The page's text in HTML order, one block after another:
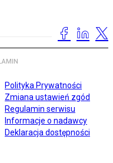
Polityka Prywatności
Zmiana ustawień zgód
Regulamin serwisu
Informacje o nadawcy
Deklaracja dostępności